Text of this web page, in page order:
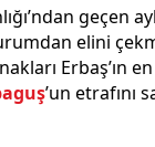
geçen
elini
Erbaş’ın
’un etrafını